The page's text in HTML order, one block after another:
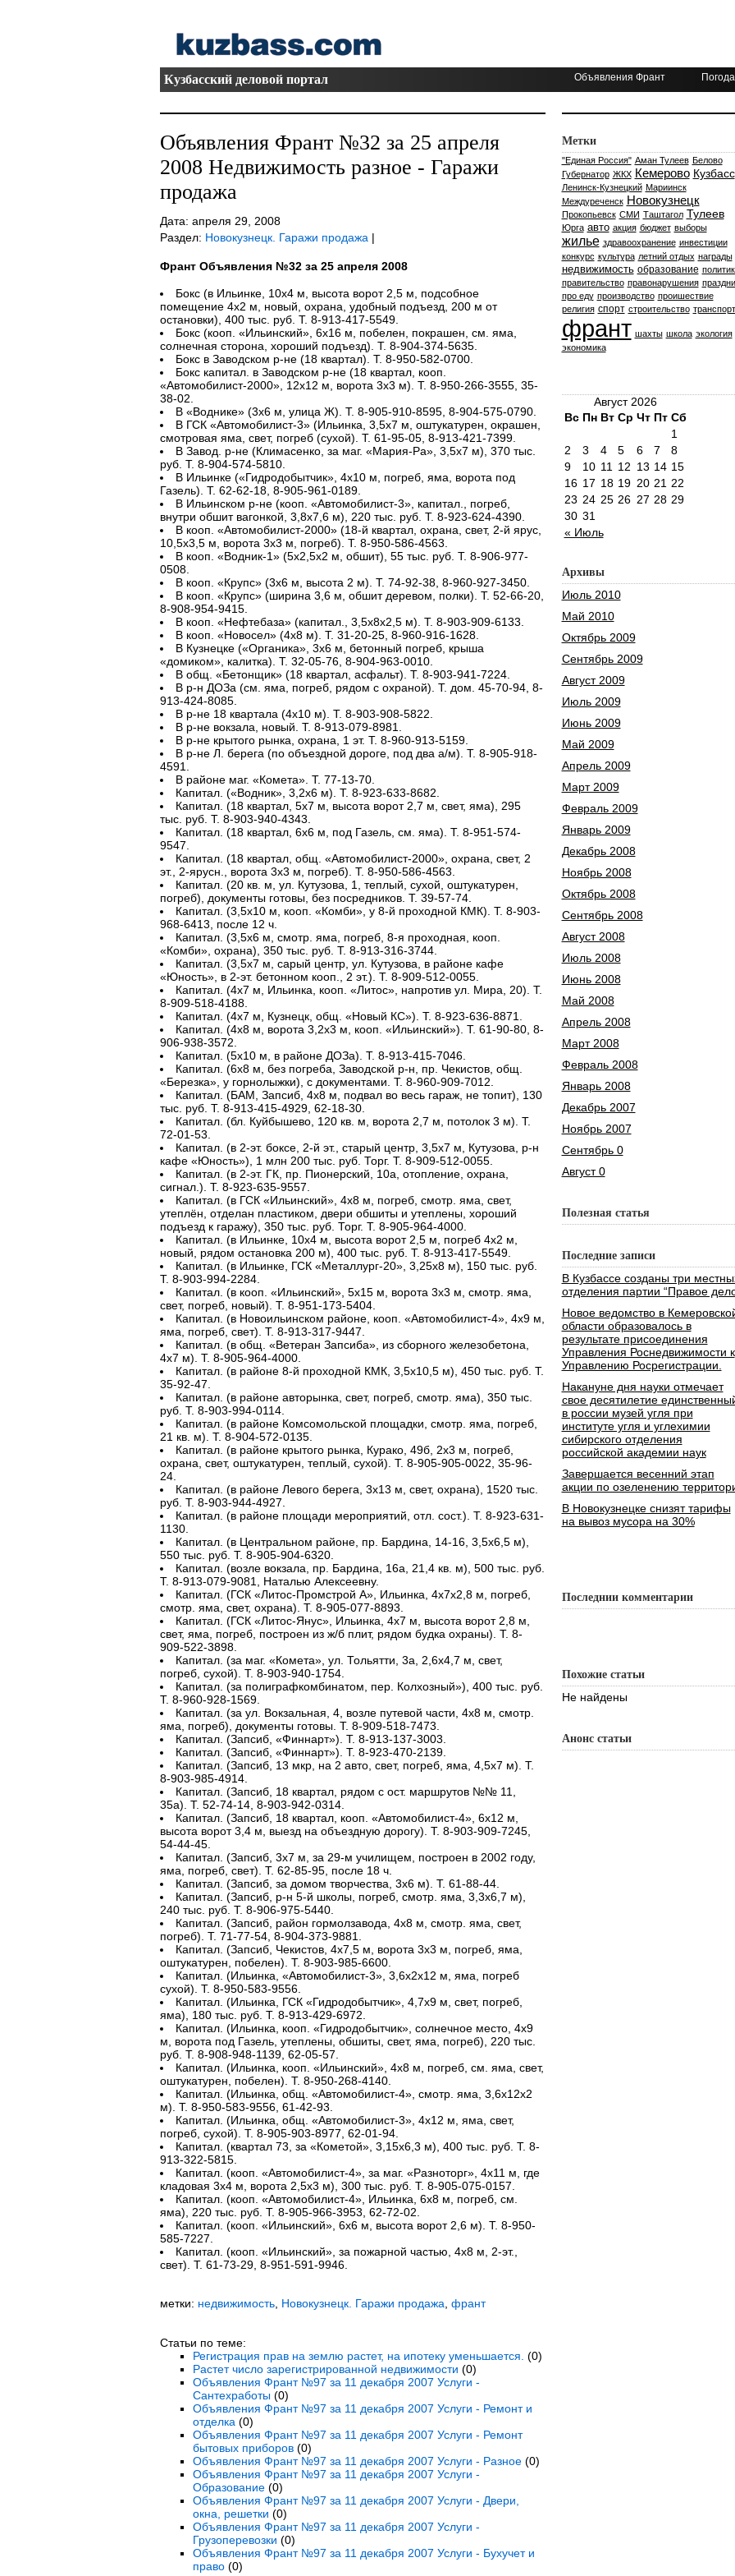
Кузбасский деловой портал Объявления Франт Погода
Объявления Франт №32 за 25 апреля
2008 Недвижимость разное - Гаражи
продажа
Дата: апреля 29, 2008
Раздел: Новокузнецк. Гаражи продажа |
Франт Объявления №32 за 25 апреля 2008
Бокс (в Ильинке, 10х4 м, высота ворот 2,5 м, подсобное
помещение 4х2 м, новый, охрана, удобный подъезд, 200 м от
остановки), 400 тыс. руб. Т. 8-913-417-5549.
Бокс (кооп. «Ильинский», 6х16 м, побелен, покрашен, см. яма,
солнечная сторона, хороший подъезд). Т. 8-904-374-5635.
Бокс в Заводском р-не (18 квартал). Т. 8-950-582-0700.
Бокс капитал. в Заводском р-не (18 квартал, кооп.
«Автомобилист-2000», 12х12 м, ворота 3х3 м). Т. 8-950-266-3555, 35-
38-02.
В «Воднике» (3х6 м, улица Ж). Т. 8-905-910-8595, 8-904-575-0790.
В ГСК «Автомобилист-3» (Ильинка, 3,5х7 м, оштукатурен, окрашен,
смотровая яма, свет, погреб (сухой). Т. 61-95-05, 8-913-421-7399.
В Завод. р-не (Климасенко, за маг. «Мария-Ра», 3,5х7 м), 370 тыс.
руб. Т. 8-904-574-5810.
В Ильинке («Гидродобытчик», 4х10 м, погреб, яма, ворота под
Газель). Т. 62-62-18, 8-905-961-0189.
В Ильинском р-не (кооп. «Автомобилист-3», капитал., погреб,
внутри обшит вагонкой, 3,8х7,6 м), 220 тыс. руб. Т. 8-923-624-4390.
В кооп. «Автомобилист-2000» (18-й квартал, охрана, свет, 2-й ярус,
10,5х3,5 м, ворота 3х3 м, погреб). Т. 8-950-586-4563.
В кооп. «Водник-1» (5х2,5х2 м, обшит), 55 тыс. руб. Т. 8-906-977-
0508.
В кооп. «Крупс» (3х6 м, высота 2 м). Т. 74-92-38, 8-960-927-3450.
В кооп. «Крупс» (ширина 3,6 м, обшит деревом, полки). Т. 52-66-20,
8-908-954-9415.
В кооп. «Нефтебаза» (капитал., 3,5х8х2,5 м). Т. 8-903-909-6133.
В кооп. «Новосел» (4х8 м). Т. 31-20-25, 8-960-916-1628.
В Кузнецке («Органика», 3х6 м, бетонный погреб, крыша
«домиком», калитка). Т. 32-05-76, 8-904-963-0010.
В общ. «Бетонщик» (18 квартал, асфальт). Т. 8-903-941-7224.
В р-н ДОЗа (см. яма, погреб, рядом с охраной). Т. дом. 45-70-94, 8-
913-424-8085.
В р-не 18 квартала (4х10 м). Т. 8-903-908-5822.
В р-не вокзала, новый. Т. 8-913-079-8981.
В р-не крытого рынка, охрана, 1 эт. Т. 8-960-913-5159.
В р-не Л. берега (по объездной дороге, под два а/м). Т. 8-905-918-
4591.
В районе маг. «Комета». Т. 77-13-70.
Капитал. («Водник», 3,2х6 м). Т. 8-923-633-8682.
Капитал. (18 квартал, 5х7 м, высота ворот 2,7 м, свет, яма), 295
тыс. руб. Т. 8-903-940-4343.
Капитал. (18 квартал, 6х6 м, под Газель, см. яма). Т. 8-951-574-
9547.
Капитал. (18 квартал, общ. «Автомобилист-2000», охрана, свет, 2
эт., 2-ярусн., ворота 3х3 м, погреб). Т. 8-950-586-4563.
Капитал. (20 кв. м, ул. Кутузова, 1, теплый, сухой, оштукатурен,
погреб), документы готовы, без посредников. Т. 39-57-74.
Капитал. (3,5х10 м, кооп. «Комби», у 8-й проходной КМК). Т. 8-903-
968-6413, после 12 ч.
Капитал. (3,5х6 м, смотр. яма, погреб, 8-я проходная, кооп.
«Комби», охрана), 350 тыс. руб. Т. 8-913-316-3744.
Капитал. (3,5х7 м, сарый центр, ул. Кутузова, в районе кафе
«Юность», в 2-эт. бетонном кооп., 2 эт.). Т. 8-909-512-0055.
Капитал. (4х7 м, Ильинка, кооп. «Литос», напротив ул. Мира, 20). Т.
8-909-518-4188.
Капитал. (4х7 м, Кузнецк, общ. «Новый КС»). Т. 8-923-636-8871.
Капитал. (4х8 м, ворота 3,2х3 м, кооп. «Ильинский»). Т. 61-90-80, 8-
906-938-3572.
Капитал. (5х10 м, в районе ДОЗа). Т. 8-913-415-7046.
Капитал. (6х8 м, без погреба, Заводской р-н, пр. Чекистов, общ.
«Березка», у горнолыжки), с документами. Т. 8-960-909-7012.
Капитал. (БАМ, Запсиб, 4х8 м, подвал во весь гараж, не топит), 130
тыс. руб. Т. 8-913-415-4929, 62-18-30.
Капитал. (бл. Куйбышево, 120 кв. м, ворота 2,7 м, потолок 3 м). Т.
72-01-53.
Капитал. (в 2-эт. боксе, 2-й эт., старый центр, 3,5х7 м, Кутузова, р-н
кафе «Юность»), 1 млн 200 тыс. руб. Торг. Т. 8-909-512-0055.
Капитал. (в 2-эт. ГК, пр. Пионерский, 10а, отопление, охрана,
сигнал.). Т. 8-923-635-9557.
Капитал. (в ГСК «Ильинский», 4х8 м, погреб, смотр. яма, свет,
утеплён, отделан пластиком, двери обшиты и утеплены, хороший
подъезд к гаражу), 350 тыс. руб. Торг. Т. 8-905-964-4000.
Капитал. (в Ильинке, 10х4 м, высота ворот 2,5 м, погреб 4х2 м,
новый, рядом остановка 200 м), 400 тыс. руб. Т. 8-913-417-5549.
Капитал. (в Ильинке, ГСК «Металлург-20», 3,25х8 м), 150 тыс. руб.
Т. 8-903-994-2284.
Капитал. (в кооп. «Ильинский», 5х15 м, ворота 3х3 м, смотр. яма,
свет, погреб, новый). Т. 8-951-173-5404.
Капитал. (в Новоильинском районе, кооп. «Автомобилист-4», 4х9 м,
яма, погреб, свет). Т. 8-913-317-9447.
Капитал. (в общ. «Ветеран Запсиба», из сборного железобетона,
4х7 м). Т. 8-905-964-4000.
Капитал. (в районе 8-й проходной КМК, 3,5х10,5 м), 450 тыс. руб. Т.
35-92-47.
Капитал. (в районе авторынка, свет, погреб, смотр. яма), 350 тыс.
руб. Т. 8-903-994-0114.
Капитал. (в районе Комсомольской площадки, смотр. яма, погреб,
21 кв. м). Т. 8-904-572-0135.
Капитал. (в районе крытого рынка, Курако, 49б, 2х3 м, погреб,
охрана, свет, оштукатурен, теплый, сухой). Т. 8-905-905-0022, 35-96-
24.
Капитал. (в районе Левого берега, 3х13 м, свет, охрана), 1520 тыс.
руб. Т. 8-903-944-4927.
Капитал. (в районе площади мероприятий, отл. сост.). Т. 8-923-631-
1130.
Капитал. (в Центральном районе, пр. Бардина, 14-16, 3,5х6,5 м),
550 тыс. руб. Т. 8-905-904-6320.
Капитал. (возле вокзала, пр. Бардина, 16а, 21,4 кв. м), 500 тыс. руб.
Т. 8-913-079-9081, Наталью Алексеевну.
Капитал. (ГСК «Литос-Промстрой А», Ильинка, 4х7х2,8 м, погреб,
смотр. яма, свет, охрана). Т. 8-905-077-8893.
Капитал. (ГСК «Литос-Янус», Ильинка, 4х7 м, высота ворот 2,8 м,
свет, яма, погреб, построен из ж/б плит, рядом будка охраны). Т. 8-
909-522-3898.
Капитал. (за маг. «Комета», ул. Тольятти, 3а, 2,6х4,7 м, свет,
погреб, сухой). Т. 8-903-940-1754.
Капитал. (за полиграфкомбинатом, пер. Колхозный»), 400 тыс. руб.
Т. 8-960-928-1569.
Капитал. (за ул. Вокзальная, 4, возле путевой части, 4х8 м, смотр.
яма, погреб), документы готовы. Т. 8-909-518-7473.
Капитал. (Запсиб, «Финнарт»). Т. 8-913-137-3003.
Капитал. (Запсиб, «Финнарт»). Т. 8-923-470-2139.
Капитал. (Запсиб, 13 мкр, на 2 авто, свет, погреб, яма, 4,5х7 м). Т.
8-903-985-4914.
Капитал. (Запсиб, 18 квартал, рядом с ост. маршрутов №№ 11,
35а). Т. 52-74-14, 8-903-942-0314.
Капитал. (Запсиб, 18 квартал, кооп. «Автомобилист-4», 6х12 м,
высота ворот 3,4 м, выезд на объездную дорогу). Т. 8-903-909-7245,
54-44-45.
Капитал. (Запсиб, 3х7 м, за 29-м училищем, построен в 2002 году,
яма, погреб, свет). Т. 62-85-95, после 18 ч.
Капитал. (Запсиб, за домом творчества, 3х6 м). Т. 61-88-44.
Капитал. (Запсиб, р-н 5-й школы, погреб, смотр. яма, 3,3х6,7 м),
240 тыс. руб. Т. 8-906-975-5440.
Капитал. (Запсиб, район гормолзавода, 4х8 м, смотр. яма, свет,
погреб). Т. 71-77-54, 8-904-373-9881.
Капитал. (Запсиб, Чекистов, 4х7,5 м, ворота 3х3 м, погреб, яма,
оштукатурен, побелен). Т. 8-903-985-6600.
Капитал. (Ильинка, «Автомобилист-3», 3,6х2х12 м, яма, погреб
сухой). Т. 8-950-583-9556.
Капитал. (Ильинка, ГСК «Гидродобытчик», 4,7х9 м, свет, погреб,
яма), 180 тыс. руб. Т. 8-913-429-6972.
Капитал. (Ильинка, кооп. «Гидродобытчик», солнечное место, 4х9
м, ворота под Газель, утеплены, обшиты, свет, яма, погреб), 220 тыс.
руб. Т. 8-908-948-1139, 62-05-57.
Капитал. (Ильинка, кооп. «Ильинский», 4х8 м, погреб, см. яма, свет,
оштукатурен, побелен). Т. 8-950-268-4140.
Капитал. (Ильинка, общ. «Автомобилист-4», смотр. яма, 3,6х12х2
м). Т. 8-950-583-9556, 61-42-93.
Капитал. (Ильинка, общ. «Автомобилист-3», 4х12 м, яма, свет,
погреб, сухой). Т. 8-905-903-8977, 62-01-94.
Капитал. (квартал 73, за «Кометой», 3,15х6,3 м), 400 тыс. руб. Т. 8-
913-322-5815.
Капитал. (кооп. «Автомобилист-4», за маг. «Разноторг», 4х11 м, где
кладовая 3х4 м, ворота 2,5х3 м), 300 тыс. руб. Т. 8-905-075-0157.
Капитал. (кооп. «Автомобилист-4», Ильинка, 6х8 м, погреб, см.
яма), 220 тыс. руб. Т. 8-905-966-3953, 62-72-02.
Капитал. (кооп. «Ильинский», 6х6 м, высота ворот 2,6 м). Т. 8-950-
585-7227.
Капитал. (кооп. «Ильинский», за пожарной частью, 4х8 м, 2-эт.,
свет). Т. 61-73-29, 8-951-591-9946.
метки: недвижимость, Новокузнецк. Гаражи продажа франт
Статьи по теме:
Регистрация прав на землю растет, на ипотеку уменьшается. (0)
Растет число зарегистрированной недвижимости (0)
Объявления Франт №97 за 11 декабря 2007 Услуги -
Сантехработы(0)
Объявления Франт №97 за 11 декабря 2007 Услуги - Ремонт и
отделка (0)
Объявления Франт №97 за 11 декабря 2007 Услуги - Ремонт
бытовых приборов(0)
Объявления Франт №97 за 11 декабря 2007 Услуги - Разное(0)
Объявления Франт №97 за 11 декабря 2007 Услуги -
Образование(0)
Объявления Франт №97 за 11 декабря 2007 Услуги - Двери,
окна, решетки (0)
Объявления Франт №97 за 11 декабря 2007 Услуги -
Грузоперевозки (0)
Объявления Франт №97 за 11 декабря 2007 Услуги - Бухучет и
право(0)
Метки
"Единая Россия" Аман Тулеев Белово
Губернатор ЖКХ Кемерово Кузбасс
Ленинск-Кузнецкий Мариинск
Междуреченск Новокузнецк
Прокопьевск СМИ Таштагол Тулеев
Юрга авто акция бюджет выборы
жилье здравоохранение инвестиции
конкурс культура летний отдых награды
недвижимость образование
правительство правонарушения
про еду производство проишествие
религия спорт строительство транспорт
франт шахты школа экология
экономика
Август 2026
Вс Пн Вт Ср Чт Пт Сб
« Июль
1
2
3 4 5 6 7
8
9
10 11 12 13 14 15
16 17 18 19 20 21 22
23 24 25 26 27 28 29
30 31
Архивы
Июль 2010
Май 2010
Октябрь 2009
Сентябрь 2009
Август 2009
Июль 2009
Июнь 2009
Май 2009
Апрель 2009
Март 2009
Февраль 2009
Январь 2009
Декабрь 2008
Ноябрь 2008
Октябрь 2008
Сентябрь 2008
Август 2008
Июль 2008
Июнь 2008
Май 2008
Апрель 2008
Март 2008
Февраль 2008
Январь 2008
Декабрь 2007
Ноябрь 2007
Сентябрь 0
Август 0
Полезная статья
Последние записи
В Кузбассе созданы три
отделения партии “Правое
Новое ведомство в
области образовалось в
результате присоединения
Управления Роснедвижимости к
Управлению Росрегистрации.
Накануне дня науки отмечает
свое десятилетие
в россии музей угля при
институте угля и углехимии
сибирского отделения
российской академии наук
Завершается весенний этап
акции по озеленению
В Новокузнецке снизят тарифы
на вывоз мусора на 30%
Последнии комментарии
Похожие статьи
Не найдены
Анонс статьи